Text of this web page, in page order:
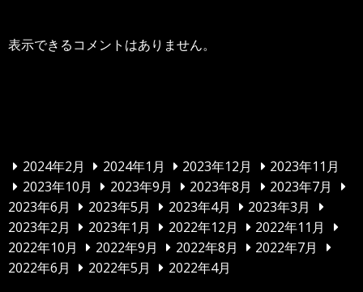
表示できるコメントはありません。
2024年2月 2024年1月 2023年12月
2023年11月
2023年10月
2023年9月 2023年8月
2023年7月
2023年6月
2023年5月 2023年4月
2023年3月
2023年2月
2023年1月 2022年12月
2022年11月
2022年10月
2022年9月 2022年8月
2022年7月
2022年6月
2022年5月 2022年4月